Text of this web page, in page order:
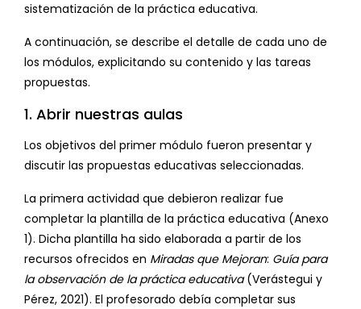
sistematización de la práctica educativa.
A continuación, se describe el detalle de cada uno de
los módulos, explicitando su contenido y las tareas
propuestas.
1. Abrir nuestras aulas
Los objetivos del primer módulo fueron presentar y
discutir las propuestas educativas seleccionadas.
La primera actividad que debieron realizar fue
completar la plantilla de la práctica educativa (Anexo
1). Dicha plantilla ha sido elaborada a partir de los
recursos ofrecidos en Miradas que Mejoran: Guía para
la observación de la práctica educativa(Verástegui y
Pérez, 2021). El profesorado debía completar sus